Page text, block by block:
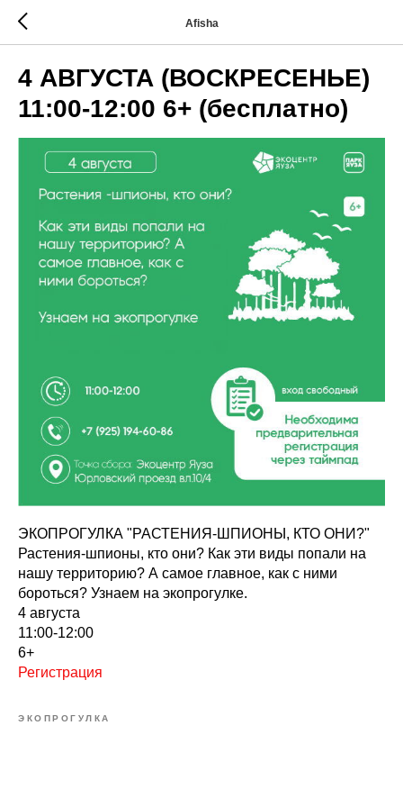
Afisha
4 АВГУСТА (ВОСКРЕСЕНЬЕ)
11:00-12:00 6+ (бесплатно)
ЭКОПРОГУЛКА "РАСТЕНИЯ-ШПИОНЫ, КТО ОНИ?"
Растения-шпионы, кто они? Как эти виды попали на
нашу территорию? А самое главное, как с ними
бороться? Узнаем на экопрогулке.
4 августа
11:00-12:00
6+
Регистрация
ЭКОПРОГУЛКА